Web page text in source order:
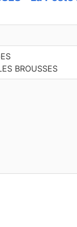
BROUSSES